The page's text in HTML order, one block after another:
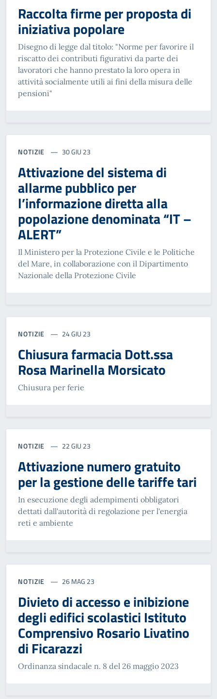
Raccolta firme per proposta di
iniziativa popolare
Disegno di legge dal titolo: "Norme per favorire il
riscatto dei contributi figurativi da parte dei
lavoratori che hanno prestato la loro opera in
attività socialmente utili ai fini della misura delle
pensioni"
NOTIZIE 30 GIU 23
Attivazione del sistema di
allarme pubblico per
l’informazione diretta alla
popolazione denominata “IT –
ALERT”
Il Ministero per la Protezione Civile e le Politiche
del Mare, in collaborazione con il Dipartimento
Nazionale della Protezione Civile
NOTIZIE 24 GIU 23
Chiusura farmacia Dott.ssa
Rosa Marinella Morsicato
Chiusura per ferie
NOTIZIE 22 GIU 23
Attivazione numero gratuito
per la gestione delle tariffe tari
In esecuzione degli adempimenti obbligatori
dettati dall'autorità di regolazione per l'energia
reti e ambiente
NOTIZIE 26 MAG 23
Divieto di accesso e inibizione
degli edifici scolastici Istituto
Comprensivo Rosario Livatino
di Ficarazzi
Ordinanza sindacale n. 8 del 26 maggio 2023